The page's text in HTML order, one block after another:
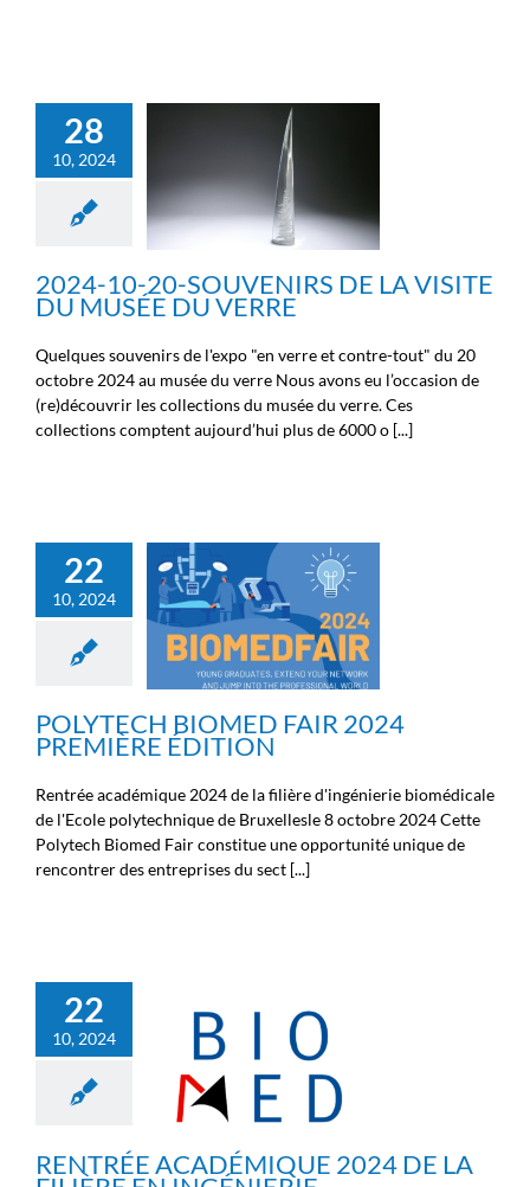
28
10, 2024
2024-10-20-SOUVENIRS
DE LA VISITE DU MUSÉE
DU VERRE
Non classé Nouvelles de la
Fondation Michel Cremer
Nouvelles des chercheurs
Nouvelles des médecins
2024-10-20-SOUVENIRS DE LA VISITE
DU MUSÉE DU VERRE
Quelques souvenirs de l'expo "en verre et contre-tout" du 20
octobre 2024 au musée du verre Nous avons eu l’occasion de
(re)découvrir les collections du musée du verre. Ces
collections comptent aujourd’hui plus de 6000 o [...]
22
10, 2024
POLYTECH BIOMED FAIR
2024 PREMIÈRE ÉDITION
Non classé
Nouvelles de la
Fondation Michel Cremer
Nouvelles des chercheurs
Nouvelles des ingénieurs
POLYTECH BIOMED FAIR 2024
PREMIÈRE ÉDITION
Rentrée académique 2024 de la filière d'ingénierie biomédicale
de l'Ecole polytechnique de Bruxellesle 8 octobre 2024 Cette
Polytech Biomed Fair constitue une opportunité unique de
rencontrer des entreprises du sect [...]
22
10, 2024
2024 DE LA FILIÈRE EN
INGÉNIERIE
BIOMÉDICALE
Non classé
Nouvelles de la
Fondation Michel Cremer
Nouvelles des ingénieurs
Nouvelles des médecins
RENTRÉE ACADÉMIQUE 2024 DE LA